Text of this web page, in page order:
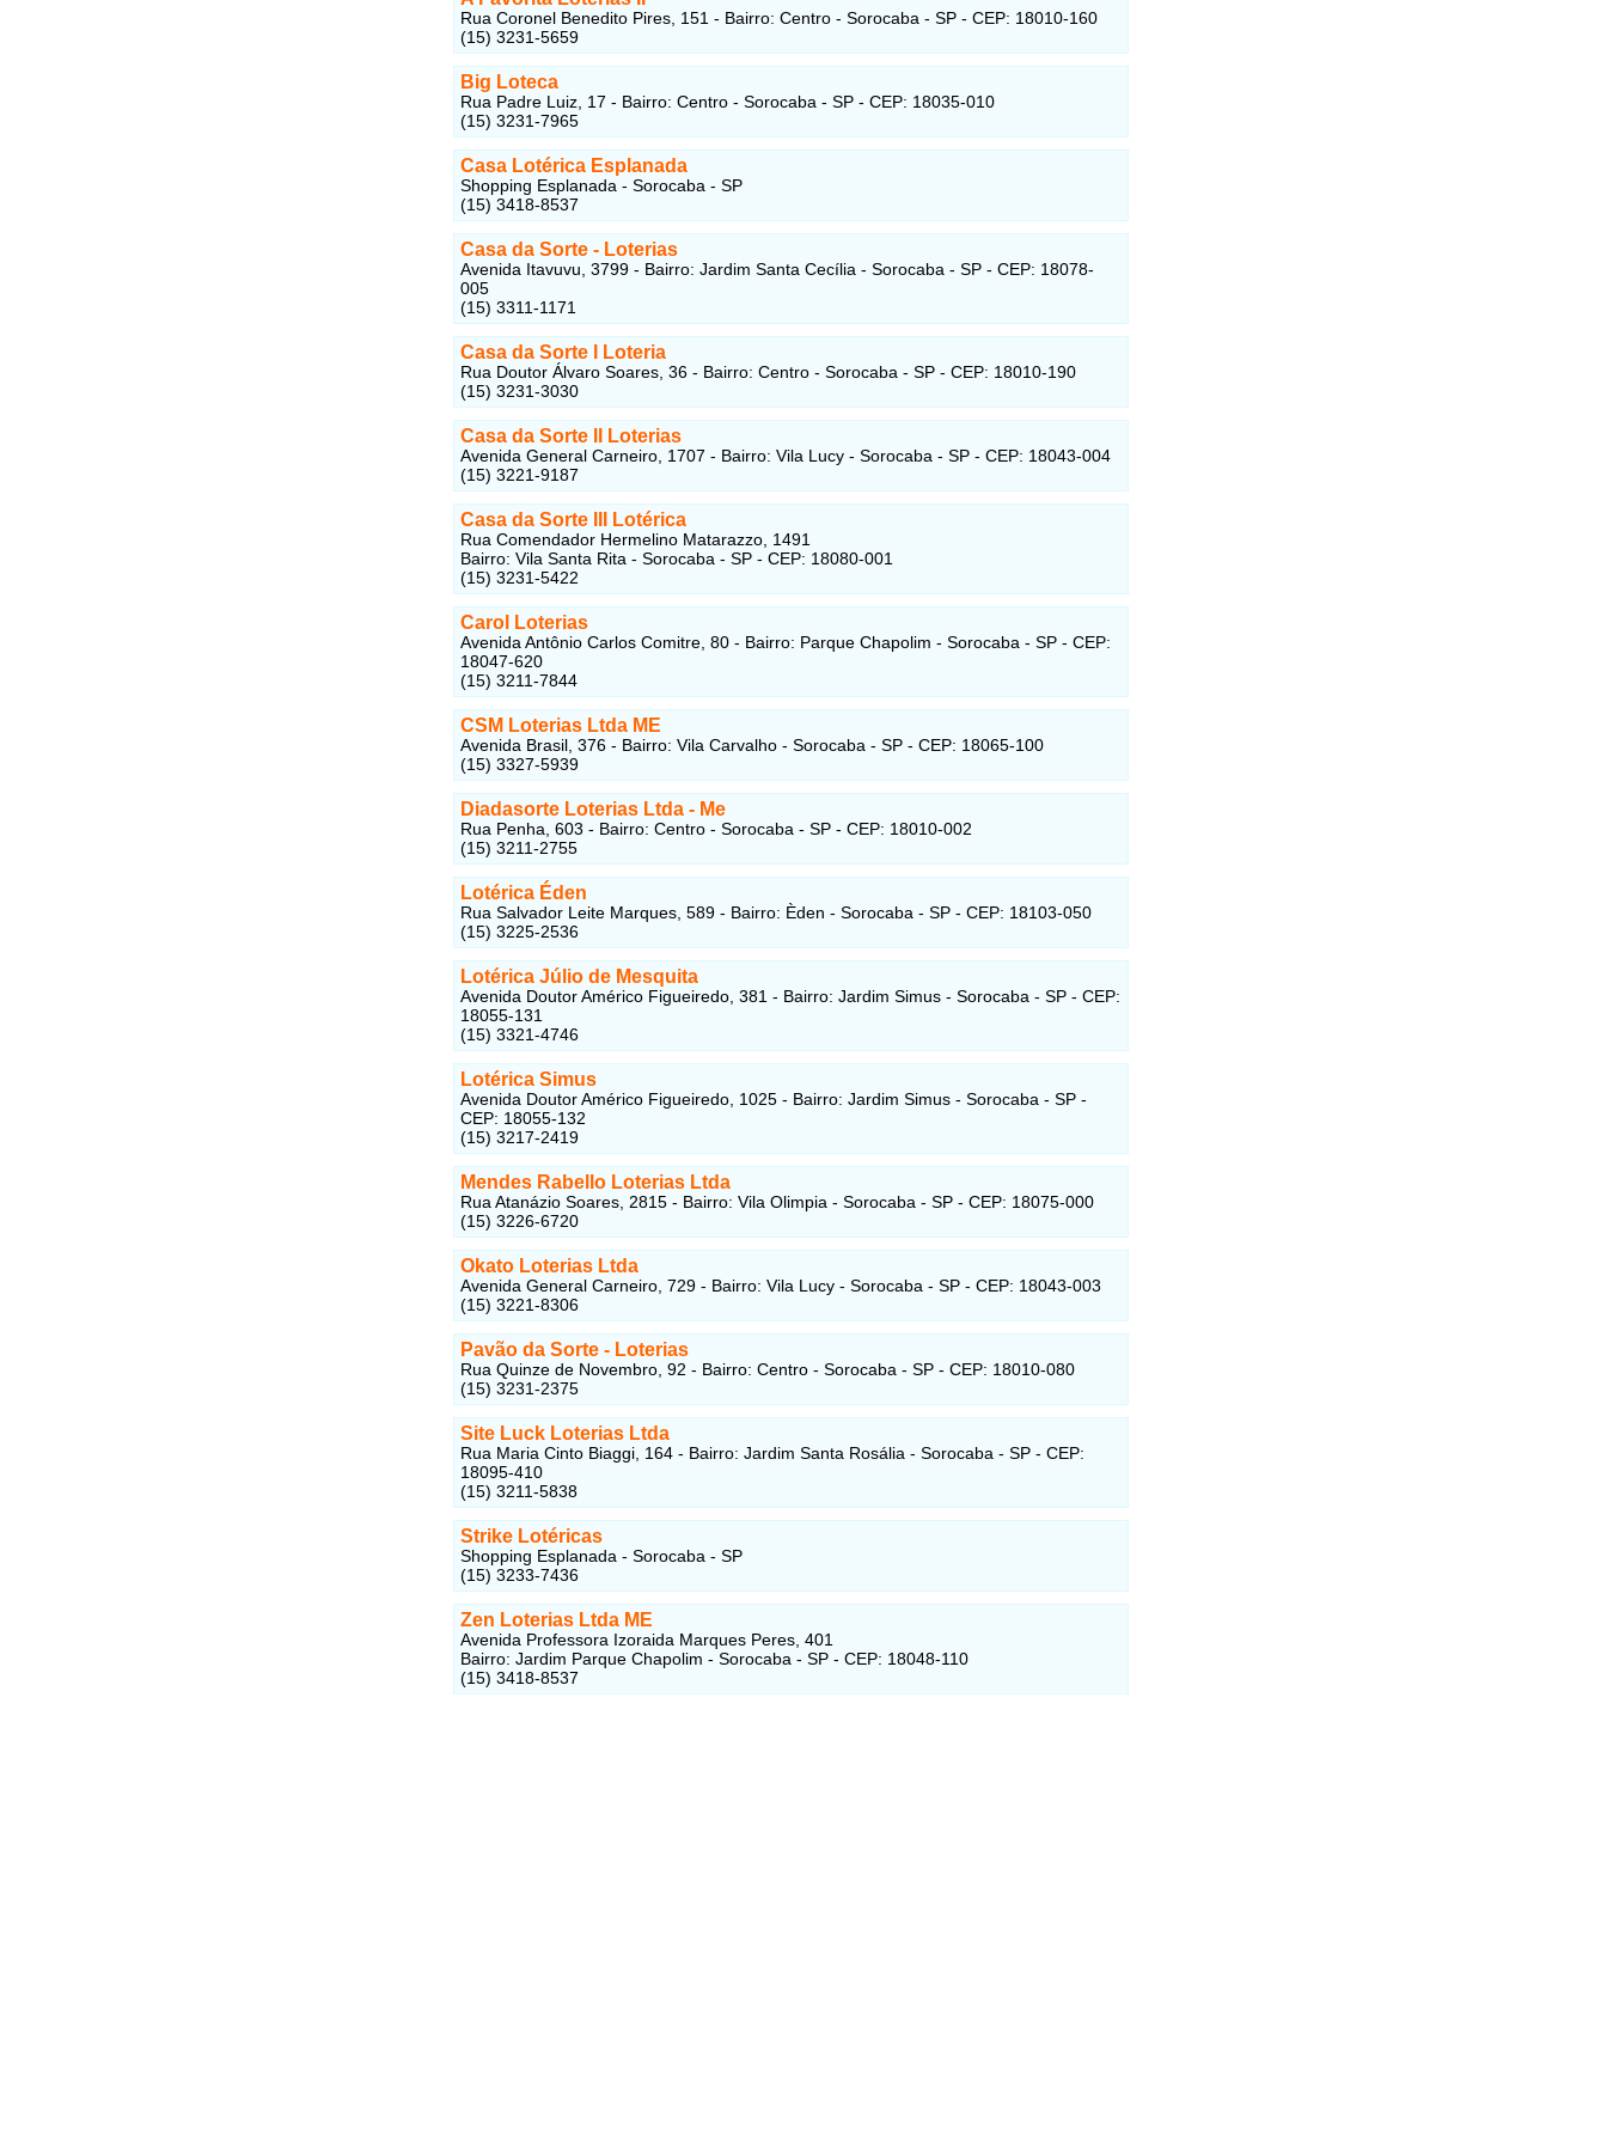
Rua Coronel Benedito Pires, 151 - Bairro: Centro - Sorocaba - SP - CEP: 18010-160
(15) 3231-5659
Big Loteca
Rua Padre Luiz, 17 - Bairro: Centro - Sorocaba - SP - CEP: 18035-010
(15) 3231-7965
Casa Lotérica Esplanada
Shopping Esplanada - Sorocaba - SP
(15) 3418-8537
Casa da Sorte - Loterias
Avenida Itavuvu, 3799 - Bairro: Jardim Santa Cecília - Sorocaba - SP - CEP: 18078-
005
(15) 3311-1171
Casa da Sorte I Loteria
Rua Doutor Álvaro Soares, 36 - Bairro: Centro - Sorocaba - SP - CEP: 18010-190
(15) 3231-3030
Casa da Sorte II Loterias
Avenida General Carneiro, 1707 - Bairro: Vila Lucy - Sorocaba - SP - CEP: 18043-004
(15) 3221-9187
Casa da Sorte III Lotérica
Rua Comendador Hermelino Matarazzo, 1491
Bairro: Vila Santa Rita - Sorocaba - SP - CEP: 18080-001
(15) 3231-5422
Carol Loterias
Avenida Antônio Carlos Comitre, 80 - Bairro: Parque Chapolim - Sorocaba - SP - CEP:
18047-620
(15) 3211-7844
CSM Loterias Ltda ME
Avenida Brasil, 376 - Bairro: Vila Carvalho - Sorocaba - SP - CEP: 18065-100
(15) 3327-5939
Diadasorte Loterias Ltda - Me
Rua Penha, 603 - Bairro: Centro - Sorocaba - SP - CEP: 18010-002
(15) 3211-2755
Lotérica Éden
Rua Salvador Leite Marques, 589 - Bairro: Èden - Sorocaba - SP - CEP: 18103-050
(15) 3225-2536
Lotérica Júlio de Mesquita
Avenida Doutor Américo Figueiredo, 381 - Bairro: Jardim Simus - Sorocaba - SP - CEP:
18055-131
(15) 3321-4746
Lotérica Simus
Avenida Doutor Américo Figueiredo, 1025 - Bairro: Jardim Simus - Sorocaba - SP -
CEP: 18055-132
(15) 3217-2419
Mendes Rabello Loterias Ltda
Rua Atanázio Soares, 2815 - Bairro: Vila Olimpia - Sorocaba - SP - CEP: 18075-000
(15) 3226-6720
Okato Loterias Ltda
Avenida General Carneiro, 729 - Bairro: Vila Lucy - Sorocaba - SP - CEP: 18043-003
(15) 3221-8306
Pavão da Sorte - Loterias
Rua Quinze de Novembro, 92 - Bairro: Centro - Sorocaba - SP - CEP: 18010-080
(15) 3231-2375
Site Luck Loterias Ltda
Rua Maria Cinto Biaggi, 164 - Bairro: Jardim Santa Rosália - Sorocaba - SP - CEP:
18095-410
(15) 3211-5838
Strike Lotéricas
Shopping Esplanada - Sorocaba - SP
(15) 3233-7436
Zen Loterias Ltda ME
Avenida Professora Izoraida Marques Peres, 401
Bairro: Jardim Parque Chapolim - Sorocaba - SP - CEP: 18048-110
(15) 3418-8537